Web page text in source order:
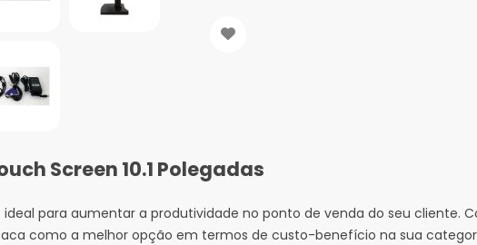
Screen 10.1 Polegadas
ideal para aumentar a produtividade no ponto de venda do seu cliente.
como a melhor opção em termos de custo-benefício na sua